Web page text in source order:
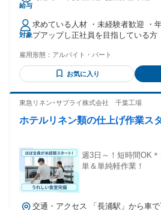
給与
金(規定あり) ・交通費支給(会社規定
対象
求めている人材 ・未経験者歓迎 ・
プアップし正社員を目指している方
な方 ■体力を使った仕事が得意な方
ップしていきたい方 ■未経験から始
の方 65歳定年制
雇用形態： アルバイト・パート
お気に入り
東急リネン･サプライ株式会社 千葉工場
ホテルリネン類の仕上げ作業ス
週3日～！短時間OK
単＆単純軽作業！
交通・アクセス 「長浦駅」から車